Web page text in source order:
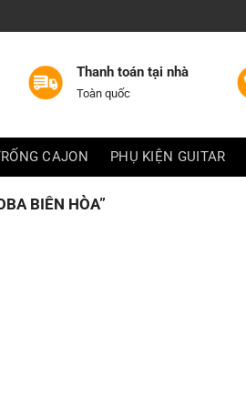
Thanh toán tại nhà
Toàn quốc
CAJON PHỤ KIỆN GUITAR
BIÊN HÒA”